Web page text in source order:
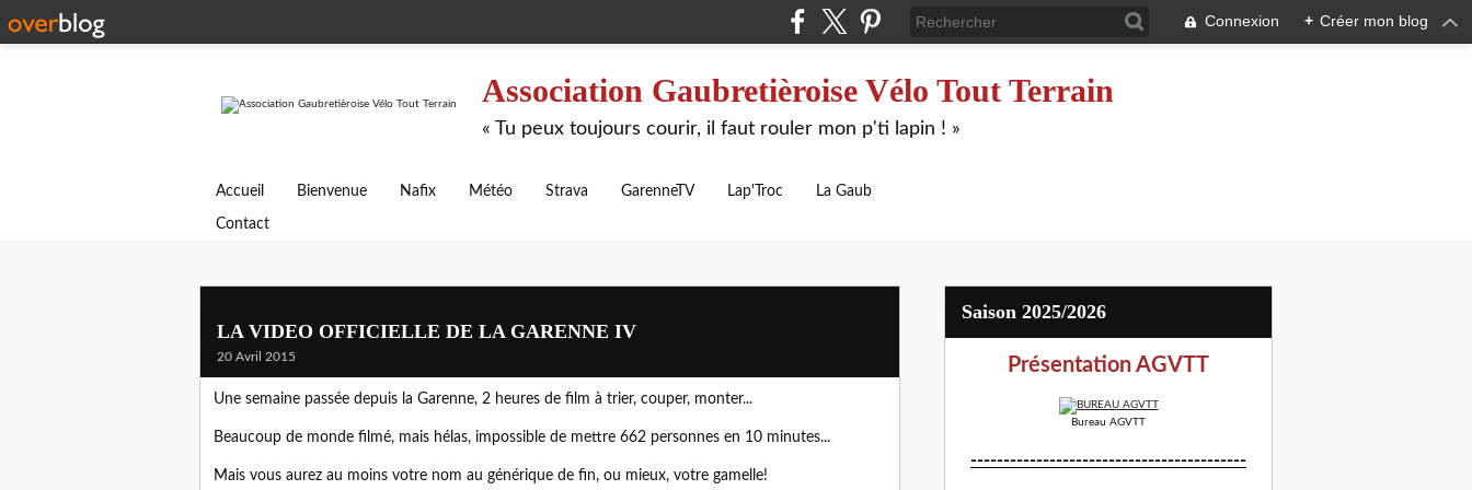
Connexion + Créer mon blog
Association Gaubretièroise Vélo Tout Terrain
« Tu peux toujours courir, il faut rouler mon p'ti lapin ! »
Accueil Bienvenue Nafix Météo Strava GarenneTV Lap'Troc La Gaub
Contact
LA VIDEO OFFICIELLE DE LA GARENNE IV
20 Avril 2015
Une semaine passée depuis la Garenne, 2 heures de film à trier, couper, monter...
Beaucoup de monde filmé, mais hélas, impossible de mettre 662 personnes en 10 minutes...
Mais vous aurez au moins votre nom au générique de fin, ou mieux, votre gamelle!
Saison 2025/2026
Présentation AGVTT
Bureau AGVTT
------------------------------------------